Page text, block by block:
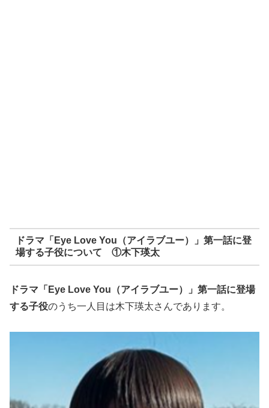
ドラマ「Eye Love You（アイラブユー）」第一話に登
場する子役について ①木下瑛太
ドラマ「Eye Love You（アイラブユー）」第一話に登場
する子役のうち一人目は木下瑛太さんであります。